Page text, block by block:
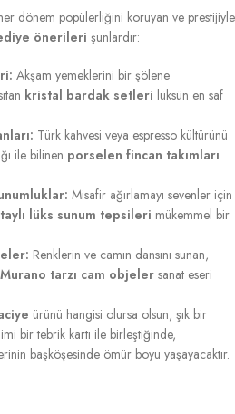
dönem popülerliğini koruyan ve prestijiyle
önerileri şunlardır:
Akşam yemeklerini bir şölene
kristal bardak setleri lüksün en saf
Türk kahvesi veya espresso kültürünü
ile bilinen porselen fincan takımları
Misafir ağırlamayı sevenler için
lüks sunum tepsileri mükemmel bir
Renklerin ve camın dansını sunan,
tarzı cam objeler sanat eseri
ürünü hangisi olursa olsun, şık bir
bir tebrik kartı ile birleştiğinde,
başköşesinde ömür boyu yaşayacaktır.